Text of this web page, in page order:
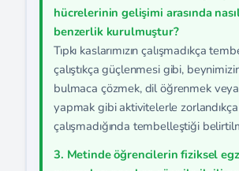
hücrelerinin gelişimi arasında
benzerlik kurulmuştur?
Tıpkı kaslarımızın çalışmadıkça
çalıştıkça güçlenmesi gibi,
bulmaca çözmek, dil öğrenmek
yapmak gibi aktivitelerle
çalışmadığında tembelleştiği
3. Metinde öğrencilerin fiziksel